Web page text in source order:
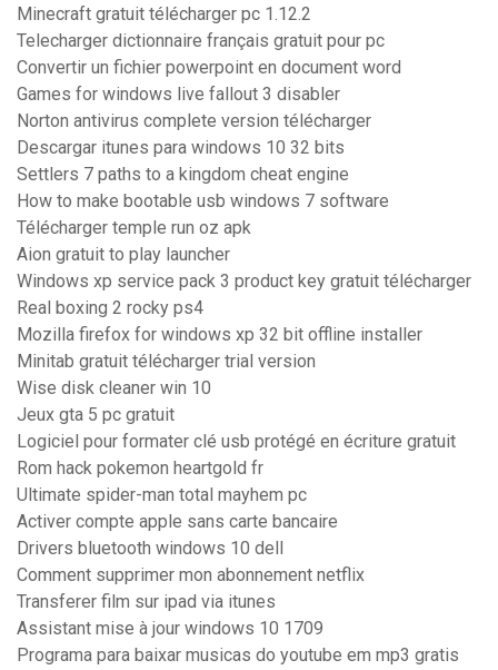
Minecraft gratuit télécharger pc 1.12.2
Telecharger dictionnaire français gratuit pour pc
Convertir un fichier powerpoint en document word
Games for windows live fallout 3 disabler
Norton antivirus complete version télécharger
Descargar itunes para windows 10 32 bits
Settlers 7 paths to a kingdom cheat engine
How to make bootable usb windows 7 software
Télécharger temple run oz apk
Aion gratuit to play launcher
Windows xp service pack 3 product key gratuit télécharger
Real boxing 2 rocky ps4
Mozilla firefox for windows xp 32 bit offline installer
Minitab gratuit télécharger trial version
Wise disk cleaner win 10
Jeux gta 5 pc gratuit
Logiciel pour formater clé usb protégé en écriture gratuit
Rom hack pokemon heartgold fr
Ultimate spider-man total mayhem pc
Activer compte apple sans carte bancaire
Drivers bluetooth windows 10 dell
Comment supprimer mon abonnement netflix
Transferer film sur ipad via itunes
Assistant mise à jour windows 10 1709
Programa para baixar musicas do youtube em mp3 gratis